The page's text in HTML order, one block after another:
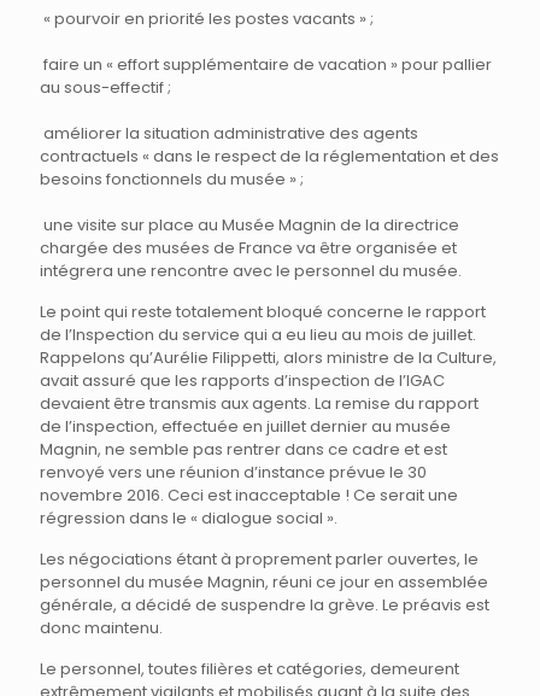
« pourvoir en priorité les postes vacants » ;
faire un « effort supplémentaire de vacation » pour pallier
au sous-effectif ;
améliorer la situation administrative des agents
contractuels « dans le respect de la réglementation et des
besoins fonctionnels du musée » ;
une visite sur place au Musée Magnin de la directrice
chargée des musées de France va être organisée et
intégrera une rencontre avec le personnel du musée.
Le point qui reste totalement bloqué concerne le rapport
de l’Inspection du service qui a eu lieu au mois de juillet.
Rappelons qu’Aurélie Filippetti, alors ministre de la Culture,
avait assuré que les rapports d’inspection de l’IGAC
devaient être transmis aux agents. La remise du rapport
de l’inspection, effectuée en juillet dernier au musée
Magnin, ne semble pas rentrer dans ce cadre et est
renvoyé vers une réunion d’instance prévue le 30
novembre 2016. Ceci est inacceptable ! Ce serait une
régression dans le « dialogue social ».
Les négociations étant à proprement parler ouvertes, le
personnel du musée Magnin, réuni ce jour en assemblée
générale, a décidé de suspendre la grève. Le préavis est
donc maintenu.
Le personnel, toutes filières et catégories, demeurent